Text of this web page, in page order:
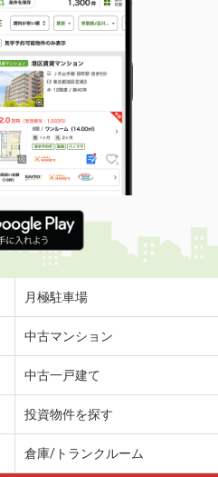
万円
鹿沼市貝島町
円
宇都宮市針ヶ谷町
丁目
万円
月極駐車場
中古マンション
中古一戸建て
投資物件を探す
倉庫/トランクルーム